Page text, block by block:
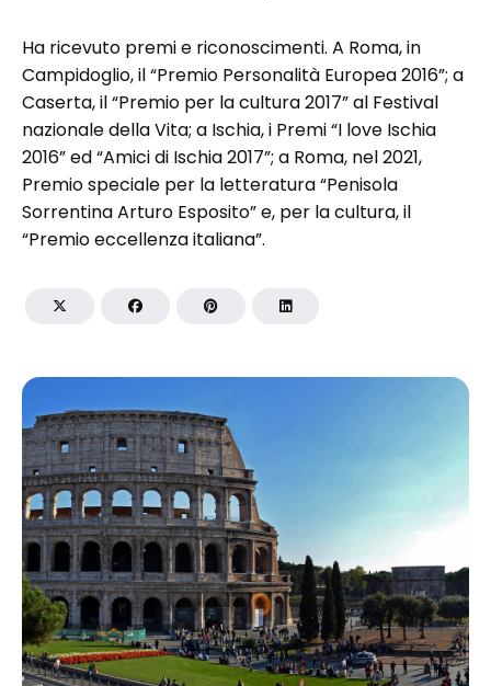
Ha ricevuto premi e riconoscimenti. A Roma, in
Campidoglio, il “Premio Personalità Europea 2016”; a
Caserta, il “Premio per la cultura 2017” al Festival
nazionale della Vita; a Ischia, i Premi “I love Ischia
2016” ed “Amici di Ischia 2017”; a Roma, nel 2021,
Premio speciale per la letteratura “Penisola
Sorrentina Arturo Esposito” e, per la cultura, il
“Premio eccellenza italiana”.